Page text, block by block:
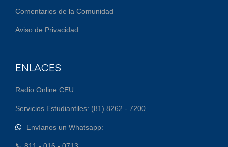
Comentarios de la Comunidad
Aviso de Privacidad
ENLACES
Radio Online CEU
Servicios Estudiantiles: (81) 8262 - 7200
Envíanos un Whatsapp: